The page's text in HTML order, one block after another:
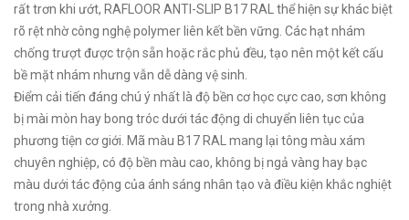
rất trơn khi ướt, RAFLOOR ANTI-SLIP B17 RAL thể hiện sự khác biệt
rõ rệt nhờ công nghệ polymer liên kết bền vững. Các hạt nhám
chống trượt được trộn sẵn hoặc rắc phủ đều, tạo nên một kết cấu
bề mặt nhám nhưng vẫn dễ dàng vệ sinh.
Điểm cải tiến đáng chú ý nhất là độ bền cơ học cực cao, sơn không
bị mài mòn hay bong tróc dưới tác động di chuyển liên tục của
phương tiện cơ giới. Mã màu B17 RAL mang lại tông màu xám
chuyên nghiệp, có độ bền màu cao, không bị ngả vàng hay bạc
màu dưới tác động của ánh sáng nhân tạo và điều kiện khắc nghiệt
trong nhà xưởng.